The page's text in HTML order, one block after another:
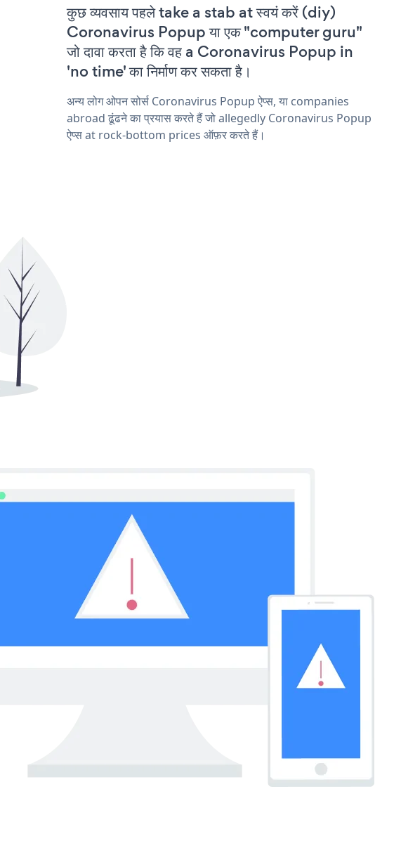
कुछ व्यवसाय पहले take a stab at स्वयं करें (diy)
Coronavirus Popup या एक "computer guru"
जो दावा करता है कि वह a Coronavirus Popup in
'no time' का निर्माण कर सकता है।
अन्य लोग ओपन सोर्स Coronavirus Popup ऐप्स, या companies
abroad ढूंढने का प्रयास करते हैं जो allegedly Coronavirus Popup
ऐप्स at rock-bottom prices ऑफ़र करते हैं।